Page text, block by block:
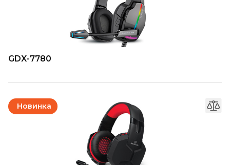
GDX-7780
Новинка